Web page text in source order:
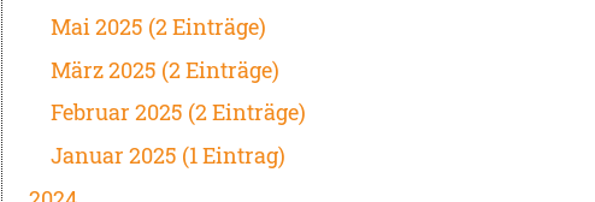
Mai 2025 (2 Einträge)
März 2025 (2 Einträge)
Februar 2025 (2 Einträge)
Januar 2025 (1 Eintrag)